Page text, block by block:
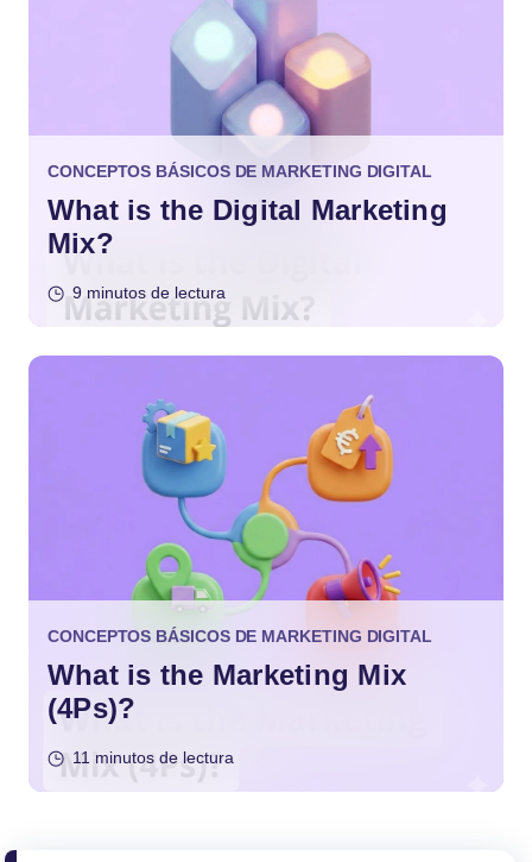
CONCEPTOS BÁSICOS DE MARKETING DIGITAL
What is the Digital Marketing
Mix?
9 minutos de lectura
CONCEPTOS BÁSICOS DE MARKETING DIGITAL
What is the Marketing Mix
(4Ps)?
11 minutos de lectura